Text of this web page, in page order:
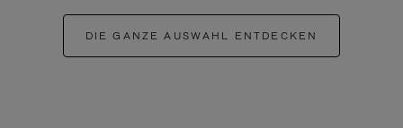
DIE GANZE AUSWAHL ENTDECKEN